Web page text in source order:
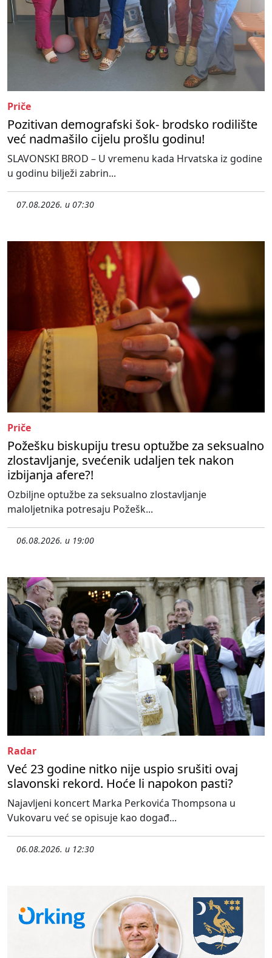
Priče
Pozitivan demografski šok- brodsko rodilište
već nadmašilo cijelu prošlu godinu!
SLAVONSKI BROD – U vremenu kada Hrvatska iz godine
u godinu bilježi zabrin...
07.08.2026. u 07:30
Priče
Požešku biskupiju tresu optužbe za seksualno
zlostavljanje, svećenik udaljen tek nakon
izbijanja afere?!
Ozbiljne optužbe za seksualno zlostavljanje
maloljetnika potresaju Požešk...
06.08.2026. u 19:00
Radar
Već 23 godine nitko nije uspio srušiti ovaj
slavonski rekord. Hoće li napokon pasti?
Najavljeni koncert Marka Perkovića Thompsona u
Vukovaru već se opisuje kao događ...
06.08.2026. u 12:30